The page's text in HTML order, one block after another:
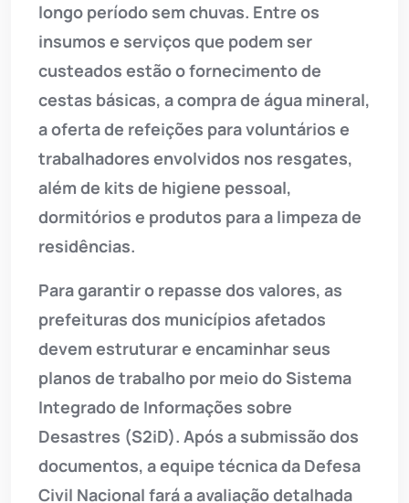
longo período sem chuvas. Entre os
insumos e serviços que podem ser
custeados estão o fornecimento de
cestas básicas, a compra de água mineral,
a oferta de refeições para voluntários e
trabalhadores envolvidos nos resgates,
além de kits de higiene pessoal,
dormitórios e produtos para a limpeza de
residências.
Para garantir o repasse dos valores, as
prefeituras dos municípios afetados
devem estruturar e encaminhar seus
planos de trabalho por meio do Sistema
Integrado de Informações sobre
Desastres (S2iD). Após a submissão dos
documentos, a equipe técnica da Defesa
Civil Nacional fará a avaliação detalhada